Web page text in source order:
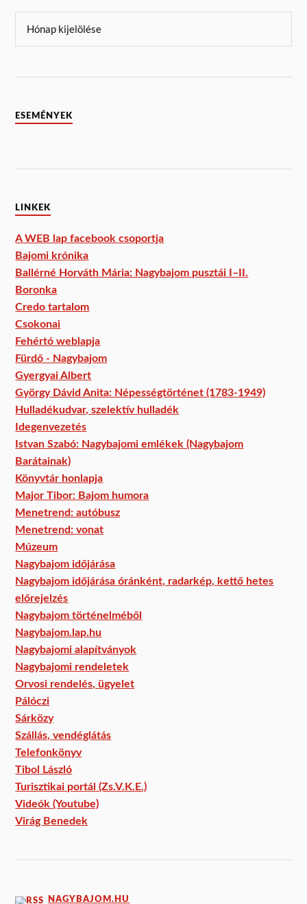
ESEMÉNYEK
LINKEK
A WEB lap facebook csoportja
Bajomi krónika
Ballérné Horváth Mária: Nagybajom pusztái I–II.
Boronka
Credo tartalom
Csokonai
Fehértó weblapja
Fürdő - Nagybajom
Gyergyai Albert
György Dávid Anita: Népességtörténet (1783-1949)
Hulladékudvar, szelektív hulladék
Idegenvezetés
Istvan Szabó: Nagybajomi emlékek (Nagybajom
Barátainak)
Könyvtár honlapja
Major Tibor: Bajom humora
Menetrend: autóbusz
Menetrend: vonat
Múzeum
Nagybajom időjárása
Nagybajom időjárása óránként, radarkép, kettő hetes
előrejelzés
Nagybajom történelméből
Nagybajom.lap.hu
Nagybajomi alapítványok
Nagybajomi rendeletek
Orvosi rendelés, ügyelet
Pálóczi
Sárközy
Szállás, vendéglátás
Telefonkönyv
Tibol László
Turisztikai portál (Zs.V.K.E.)
Videók (Youtube)
Virág Benedek
NAGYBAJOM.HU